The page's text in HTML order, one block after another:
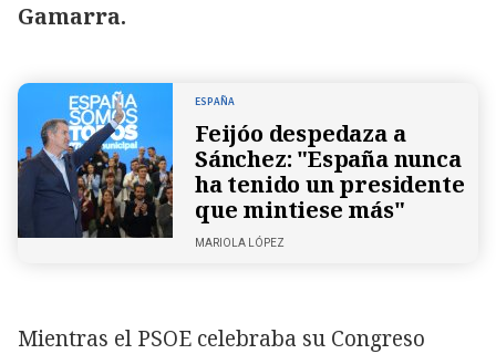
Gamarra.
ESPAÑA
Feijóo despedaza a
Sánchez: "España nunca
ha tenido un presidente
que mintiese más"
MARIOLA LÓPEZ
Mientras el PSOE celebraba su Congreso